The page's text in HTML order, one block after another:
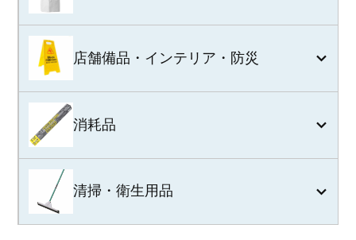
店舗備品・インテリア・防災
消耗品
清掃・衛生用品